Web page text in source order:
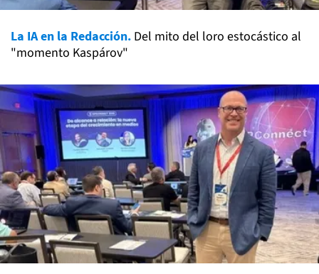
La IA en la Redacción. Del mito del loro estocástico al
"momento Kaspárov"